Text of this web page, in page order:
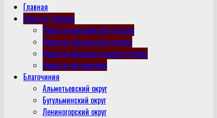
Главная
Новости Епархии
Новости молодежного отдела
Новости социального отдела
Новости образовательного отдела
Новости митрополии
Благочиния
Альметьевский округ
Бугульминский округ
Лениногорский округ